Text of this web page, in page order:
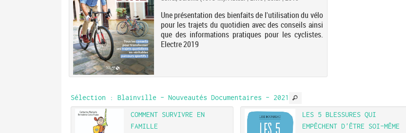
Une présentation des bienfaits de l'utilisation du vélo
pour les trajets du quotidien avec des conseils ainsi
que des informations pratiques pour les cyclistes.
Electre 2019
Sélection : Blainville - Nouveautés Documentaires - 2021
COMMENT SURVIVRE EN
FAMILLE
LES 5 BLESSURES QUI
EMPÊCHENT D'ÊTRE SOI-MÊME